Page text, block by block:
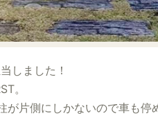
しました！
。
片側にしかないので車も停